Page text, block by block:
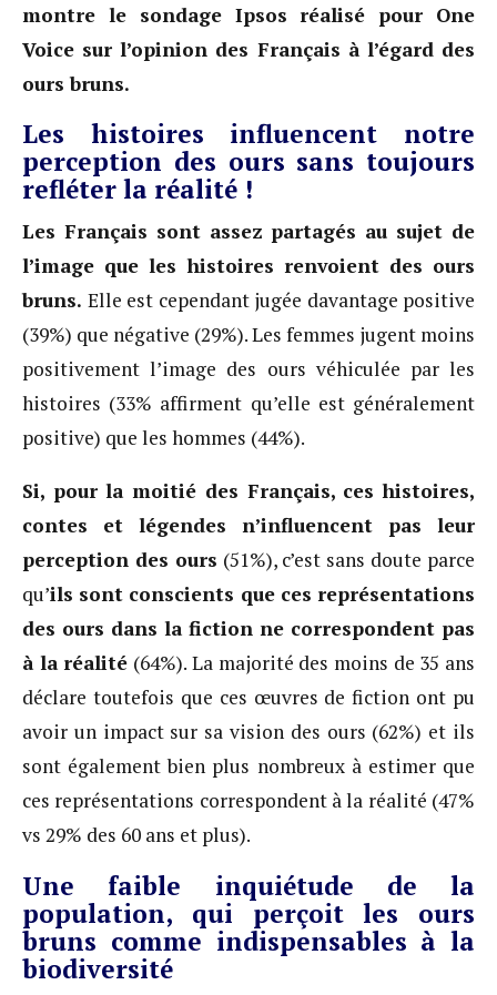
montre le sondage Ipsos réalisé pour One
Voice sur l’opinion des Français à l’égard des
ours bruns.
Les histoires influencent notre
perception des ours sans toujours
refléter la réalité !
Les Français sont assez partagés au sujet de
l’image que les histoires renvoient des ours
bruns. Elle est cependant jugée davantage positive
(39%) que négative (29%). Les femmes jugent moins
positivement l’image des ours véhiculée par les
histoires (33% affirment qu’elle est généralement
positive) que les hommes (44%).
Si, pour la moitié des Français, ces histoires,
contes et légendes n’influencent pas leur
perception des ours (51%), c’est sans doute parce
qu’ils sont conscients que ces représentations
des ours dans la fiction ne correspondent pas
à la réalité (64%). La majorité des moins de 35 ans
déclare toutefois que ces œuvres de fiction ont pu
avoir un impact sur sa vision des ours (62%) et ils
sont également bien plus nombreux à estimer que
ces représentations correspondent à la réalité (47%
vs 29% des 60 ans et plus).
Une faible inquiétude de la
population, qui perçoit les ours
bruns comme indispensables à la
biodiversité